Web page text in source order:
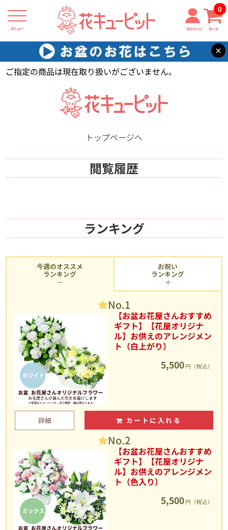
メニュー マイページ カート
0
×
花キューピット 【】
ご指定の商品は現在取り扱いがございません。
トップページへ
閲覧履歴
ランキング
今週のオススメ
ランキング
No.1
【お盆お花屋さんおすすめ
ギフト】【花屋オリジナ
ル】お供えのアレンジメン
ト（白上がり）
5,500 円（税込）
詳細 カートに入れる
No.2
【お盆お花屋さんおすすめ
ギフト】【花屋オリジナ
ル】お供えのアレンジメン
ト（色入り）
5,500 円（税込）
お祝い
ランキング